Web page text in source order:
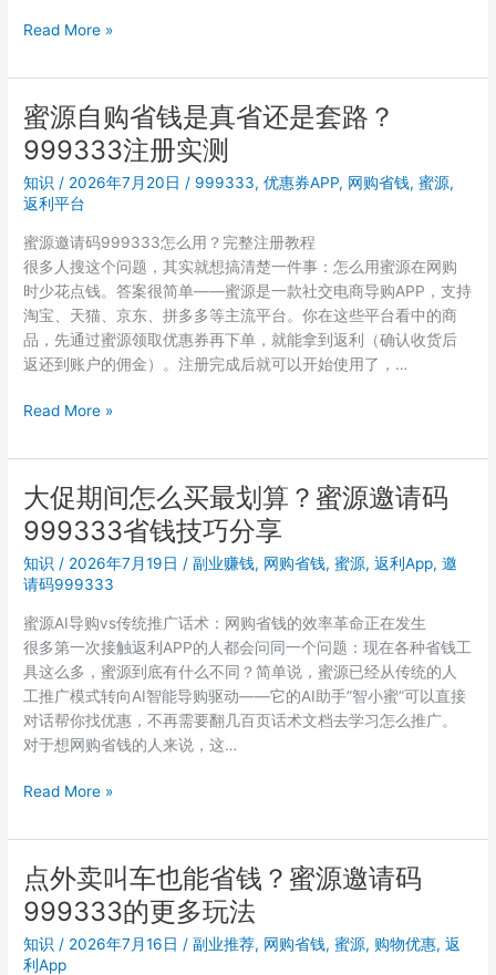
返
则
解
析
蜜
佣
金
为
什
么
会
邀
请
码
999333
注
册
必
返
利
波
动
原
因
Read More »
蜜源自购省钱是真省还是套路？
999333注册实测
知识 / 2026年7月20日 / 999333,优惠券APP, 网购省钱,蜜源,
返利平台
蜜源邀请码999333怎么用？完整注册教程
很多人搜这个问题，其实就想搞清楚一件事：怎么用蜜源在网购
时少花点钱。答案很简单——蜜源是一款社交电商导购APP，支持
淘宝、天猫、京东、拼多多等主流平台。你在这些平台看中的商
品，先通过蜜源领取优惠券再下单，就能拿到返利（确认收货后
返还到账户的佣金）。注册完成后就可以开始使用了，…
蜜
自
购
省
钱
是
真
还
是
套
路？
999333
注
实
Read More »
大促期间怎么买最划算？蜜源邀请码
999333省钱技巧分享
知识 / 2026年7月19日 /副业赚钱, 网购省钱,蜜源,返利App,邀
请码999333
蜜源AI导购vs传统推广话术：网购省钱的效率革命正在发生
很多第一次接触返利APP的人都会问同一个问题：现在各种省钱工
具这么多，蜜源到底有什么不同？简单说，蜜源已经从传统的人
工推广模式转向AI智能导购驱动——它的AI助手”智小蜜”可以直接
对话帮你找优惠，不再需要翻几百页话术文档去学习怎么推广。
对于想网购省钱的人来说，这…
大
期
间
怎
么
买
最
Read More »
点外卖叫车也能省钱？蜜源邀请码
999333的更多玩法
知识 / 2026年7月16日 /副业推荐, 网购省钱,蜜源, 购物优惠,返
利App